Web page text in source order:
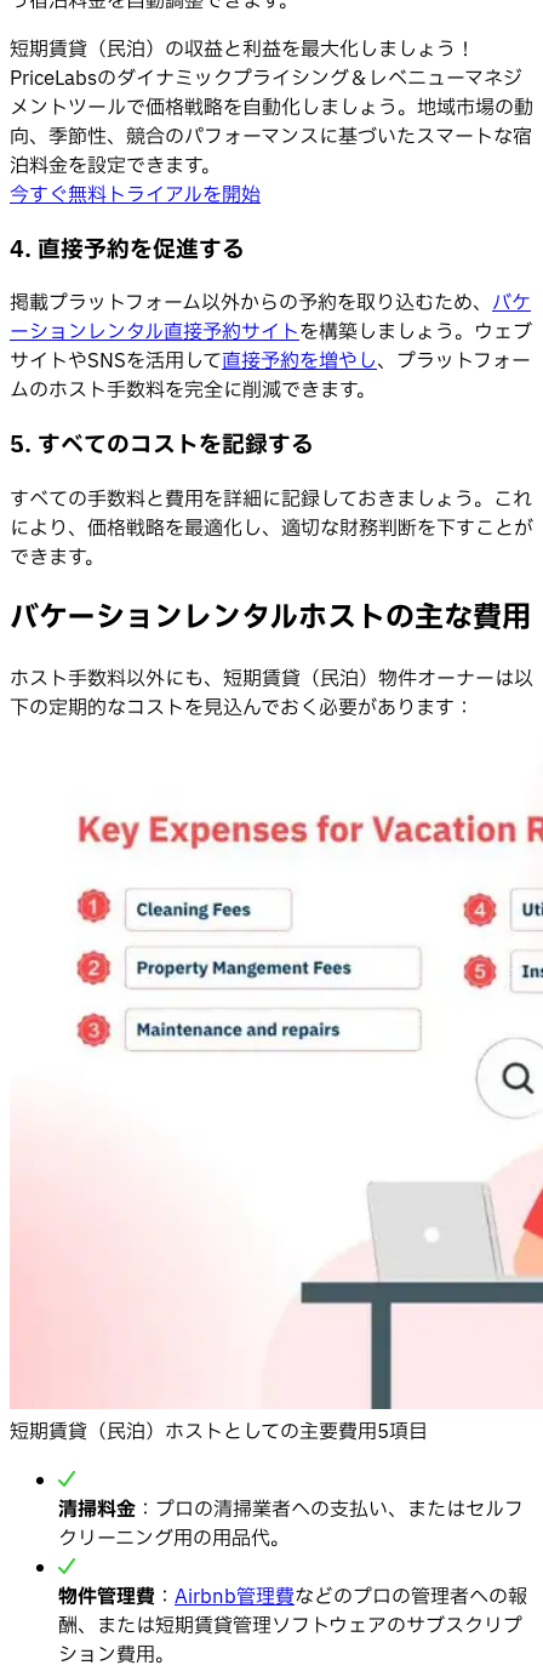
短期賃貸（民泊）の収益と利益を最大化しましょう！
PriceLabsのダイナミックプライシング＆レベニューマネジ
メントツールで価格戦略を自動化しましょう。地域市場の動
向、季節性、競合のパフォーマンスに基づいたスマートな宿
泊料金を設定できます。
今すぐ無料トライアルを開始
4. 直接予約を促進する
掲載プラットフォーム以外からの予約を取り込むため、 バケ
ーションレンタル直接予約サイトを構築しましょう。ウェブ
サイトやSNSを活用して直接予約を増やし、プラットフォー
ムのホスト手数料を完全に削減できます。
5. すべてのコストを記録する
すべての手数料と費用を詳細に記録しておきましょう。これ
により、価格戦略を最適化し、適切な財務判断を下すことが
できます。
バケーションレンタルホストの主な費用
ホスト手数料以外にも、短期賃貸（民泊）物件オーナーは以
下の定期的なコストを見込んでおく必要があります：
短期賃貸（民泊）ホストとしての主要費用5項目
清掃料金 ：プロの清掃業者への支払い、またはセルフ
クリーニング用の用品代。
物件管理費 ： Airbnb管理費などのプロの管理者への報
酬、または短期賃貸管理ソフトウェアのサブスクリプ
ション費用。